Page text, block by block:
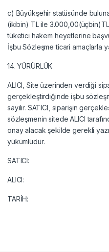
c) Büyükşehir statüsünde
(ikibin) TL ile
tüketici hakem heyetlerine
İşbu Sözleşme ticari amaçlarla
14. YÜRÜRLÜK
ALICI, Site üzerinden verdiği
gerçekleştirdiğinde işbu
sayılır. SATICI, siparişin
sözleşmenin sitede ALICI
onay alacak şekilde gerekli
yükümlüdür.
SATICI:
ALICI:
TARİH: